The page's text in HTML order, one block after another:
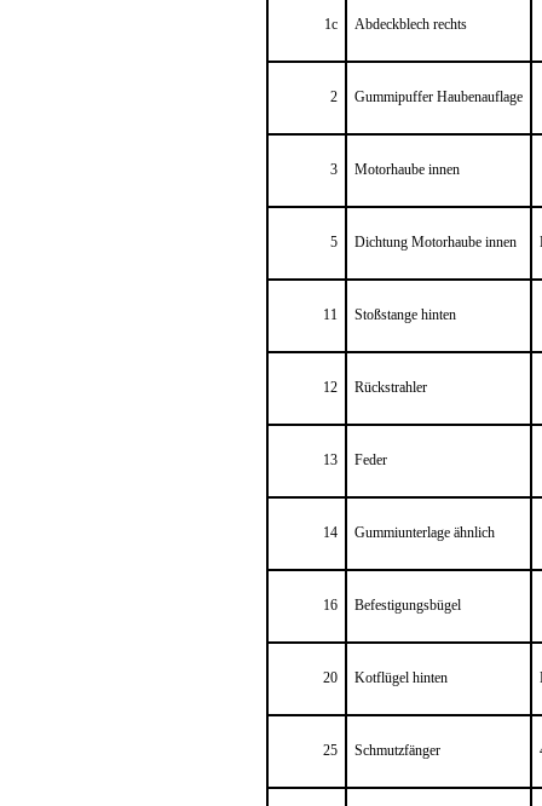
1c Abdeckblech rechts
2 Gummipuffer Haubenauflage
3 Motorhaube innen
5 Dichtung Motorhaube innen
11 Stoßstange hinten
12 Rückstrahler
13 Feder
14 Gummiunterlage ähnlich
16 Befestigungsbügel
20 Kotflügel hinten
25 Schmutzfänger